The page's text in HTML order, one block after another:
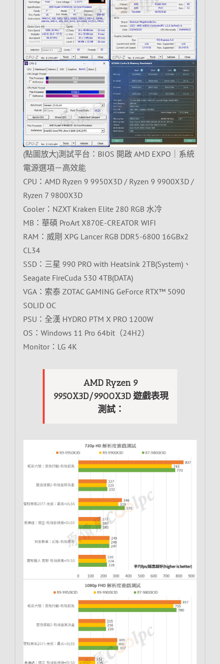
(點圖放大)測試平台：BIOS 開啟 AMD EXPO｜系統
電源選項－高效能
CPU：AMD Ryzen 9 9950X3D / Ryzen 9 9900X3D /
Ryzen 7 9800X3D
Cooler：NZXT Kraken Elite 280 RGB 水冷
MB：華碩 ProArt X870E-CREATOR WIFI
RAM：威剛 XPG Lancer RGB DDR5-6800 16GBx2
CL34
SSD：三星 990 PRO with Heatsink 2TB(System)、
Seagate FireCuda 530 4TB(DATA)
VGA：索泰 ZOTAC GAMING GeForce RTX™ 5090
SOLID OC
PSU：全漢 HYDRO PTM X PRO 1200W
OS：Windows 11 Pro 64bit（24H2）
Monitor：LG 4K
AMD Ryzen 9
9950X3D/9900X3D 遊戲表現
測試：